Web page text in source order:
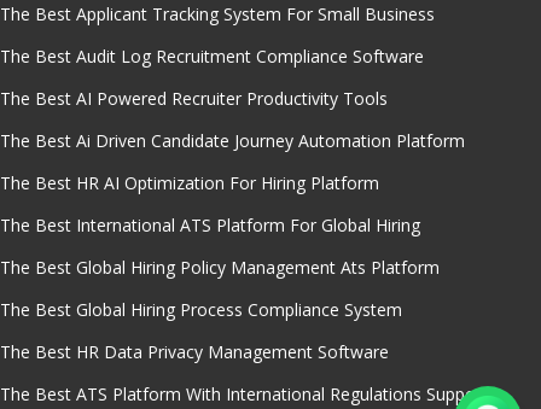
The Best Applicant Tracking System For Small Business
The Best Audit Log Recruitment Compliance Software
The Best AI Powered Recruiter Productivity Tools
The Best Ai Driven Candidate Journey Automation Platform
The Best HR AI Optimization For Hiring Platform
The Best International ATS Platform For Global Hiring
The Best Global Hiring Policy Management Ats Platform
The Best Global Hiring Process Compliance System
The Best HR Data Privacy Management Software
The Best ATS Platform With International Regulations Support